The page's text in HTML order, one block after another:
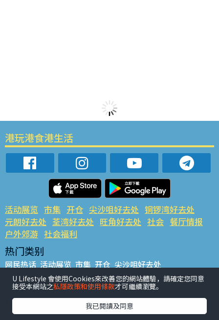
港玩港食港生活
活动展览 市集 开仓 尖沙咀好去处 铜锣湾好去处
元朗好去处 荃湾好去处 旺角好去处 社会 餐厅情报
户外郊游 社会福利
热门类别
网民热话 活动展览 市集 开仓 尖沙咀好去处
铜锣湾好去处 元朗好去处 荃湾好去处 旺角好去处 社会
餐厅情报 户外郊游
热门标签
U Lifestyle 會使用Cookies來改善您的網站體驗，請確定您同意
接受本網站之私隱政策和使用條款才可繼續瀏覽。
我已閱讀及同意